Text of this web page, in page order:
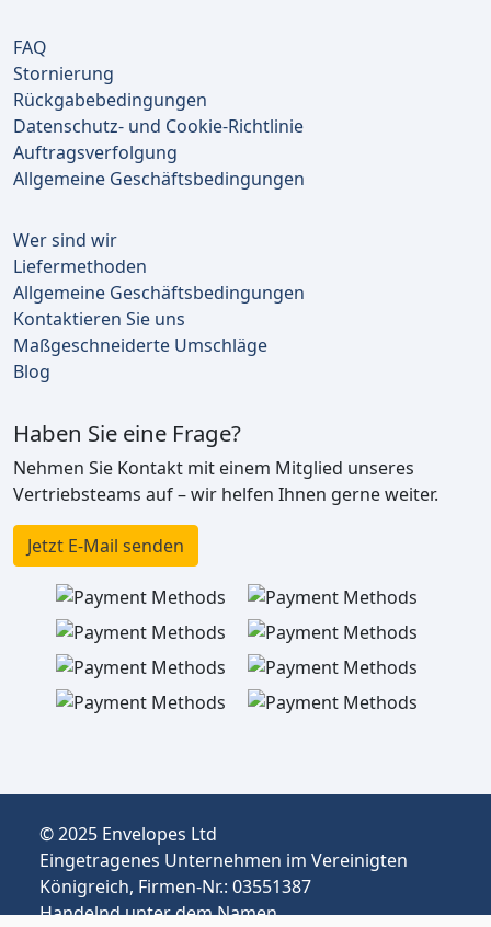
FAQ
Stornierung
Rückgabebedingungen
Datenschutz- und Cookie-Richtlinie
Auftragsverfolgung
Allgemeine Geschäftsbedingungen
Wer sind wir
Liefermethoden
Allgemeine Geschäftsbedingungen
Kontaktieren Sie uns
Maßgeschneiderte Umschläge
Blog
Haben Sie eine Frage?
Nehmen Sie Kontakt mit einem Mitglied unseres
Vertriebsteams auf – wir helfen Ihnen gerne weiter.
Jetzt E-Mail senden
© 2025 Envelopes Ltd
Eingetragenes Unternehmen im Vereinigten
Königreich, Firmen-Nr.: 03551387
Handelnd unter dem Namen